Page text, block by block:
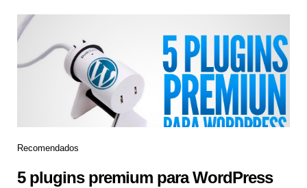
Recomendados
5 plugins premium para WordPress